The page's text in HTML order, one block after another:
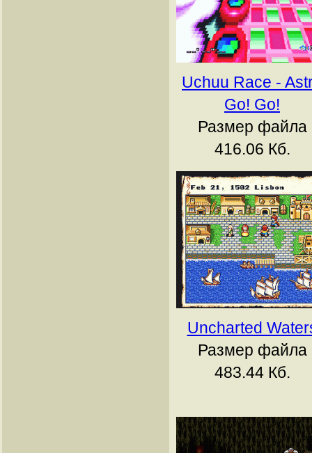
Uchuu Race -
Go! Go!
Размер файла
416.06 Кб.
Uncharted
Размер файла
483.44 Кб.